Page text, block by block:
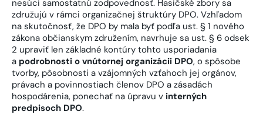
nesúci samostatnú zodpovednosť. Hasičské zbory sa
združujú v rámci organizačnej štruktúry DPO. Vzhľadom
na skutočnosť, že DPO by mala byť podľa ust. § 1 nového
zákona občianskym združením, navrhuje sa ust. § 6 odsek
2 upraviť len základné kontúry tohto usporiadania
a podrobnosti o vnútornej organizácii DPO, o spôsobe
tvorby, pôsobnosti a vzájomných vzťahoch jej orgánov,
právach a povinnostiach členov DPO a zásadách
hospodárenia, ponechať na úpravu v interných
predpisoch DPO.